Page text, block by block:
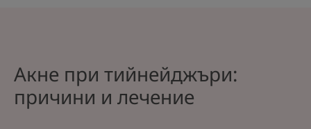
Акне при тийнейджъри:
причини и лечение